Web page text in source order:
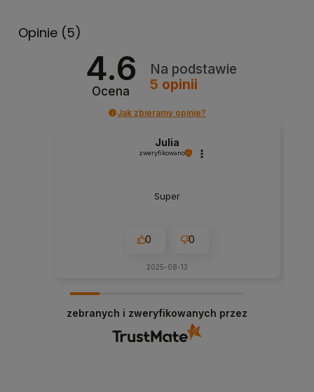
Opinie (5)
4.6
Ocena
Na podstawie
5 opinii
Jak zbieramy opinie?
Julia
zweryfikowano
Super
0 0
2025-08-13
zebranych i zweryfikowanych przez